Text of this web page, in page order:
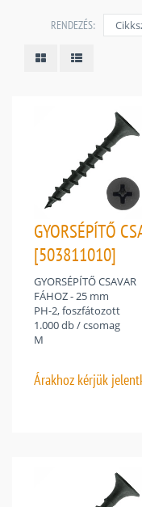
RENDEZÉS:
GYORSÉPÍTŐ
[503811010]
GYORSÉPÍTŐ CSAVAR
FÁHOZ - 25 mm
PH-2, foszfátozott
1.000 db / csomag
M
Árakhoz kérjük